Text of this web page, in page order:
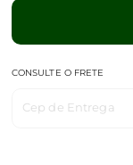
CONSULTE O FRETE
Cep de Entrega